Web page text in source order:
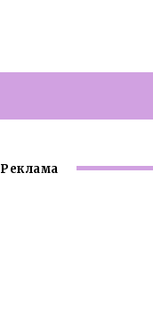
Реклама